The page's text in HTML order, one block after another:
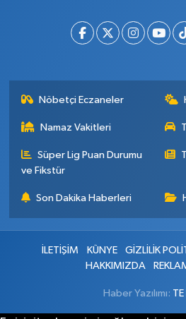
Nöbetçi Eczaneler
Namaz Vakitleri
Süper Lig Puan Durumu
ve Fikstür
Son Dakika Haberleri
İLETİŞİM KÜNYE GİZLİLİK
HAKKIMIZDA
Haber Yazılımı: